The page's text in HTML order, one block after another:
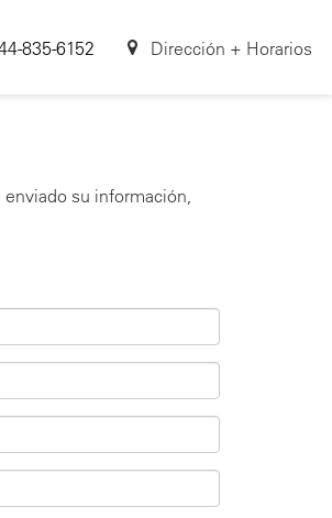
835-6152 Dirección + Horarios
su información,